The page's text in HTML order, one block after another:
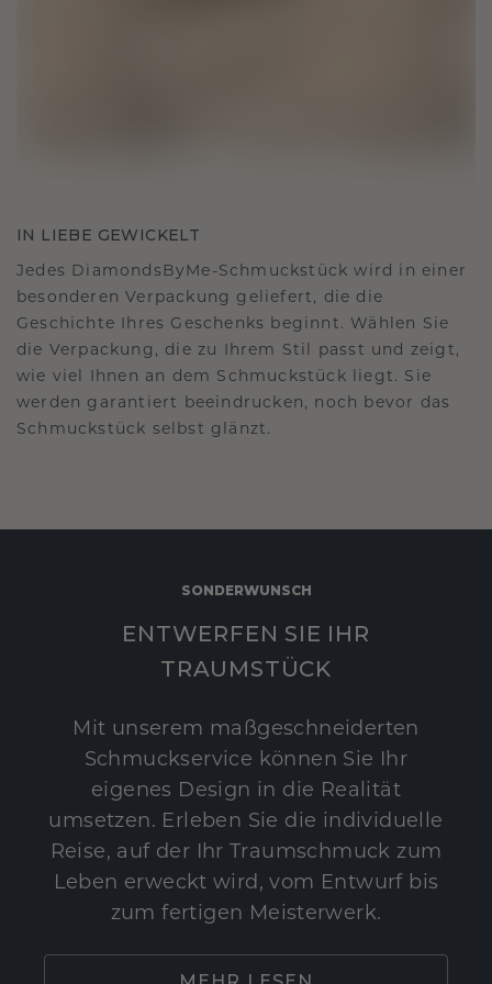
IN LIEBE GEWICKELT
Jedes DiamondsByMe-Schmuckstück wird in einer
besonderen Verpackung geliefert, die die
Geschichte Ihres Geschenks beginnt. Wählen Sie
die Verpackung, die zu Ihrem Stil passt und zeigt,
wie viel Ihnen an dem Schmuckstück liegt. Sie
werden garantiert beeindrucken, noch bevor das
Schmuckstück selbst glänzt.
SONDERWUNSCH
ENTWERFEN SIE IHR
TRAUMSTÜCK
Mit unserem maßgeschneiderten
Schmuckservice können Sie Ihr
eigenes Design in die Realität
umsetzen. Erleben Sie die individuelle
Reise, auf der Ihr Traumschmuck zum
Leben erweckt wird, vom Entwurf bis
zum fertigen Meisterwerk.